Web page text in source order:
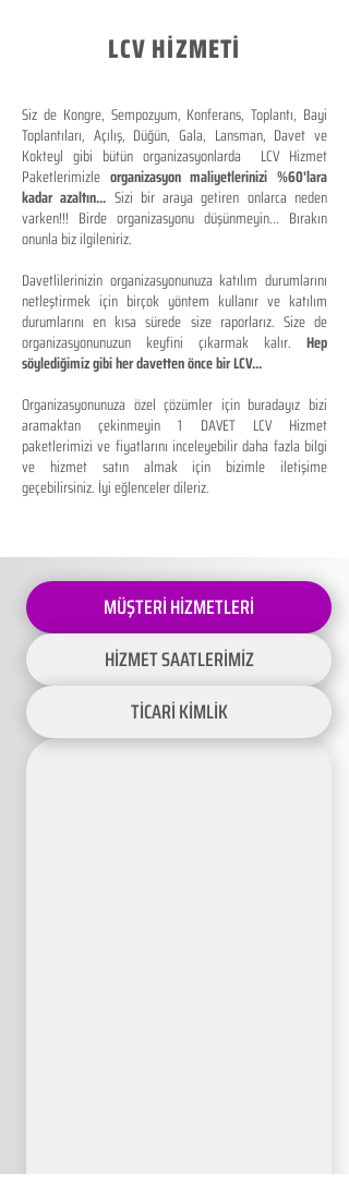
LCV HİZMETİ
Siz de Kongre, Sempozyum, Konferans, Toplantı, Bayi
Toplantıları, Açılış, Düğün, Gala, Lansman, Davet ve
Kokteyl gibi bütün organizasyonlarda LCV Hizmet
Paketlerimizle organizasyon maliyetlerinizi %60'lara
kadar azaltın... Sizi bir araya getiren onlarca neden
varken!!! Birde organizasyonu düşünmeyin... Bırakın
onunla biz ilgileniriz.
Davetlilerinizin organizasyonunuza katılım durumlarını
netleştirmek için birçok yöntem kullanır ve katılım
durumlarını en kısa sürede size raporlarız. Size de
organizasyonunuzun keyfini çıkarmak kalır. Hep
söylediğimiz gibi her davetten önce bir LCV...
Organizasyonunuza özel çözümler için buradayız bizi
aramaktan çekinmeyin 1 DAVET LCV Hizmet
paketlerimizi ve fiyatlarını inceleyebilir daha fazla bilgi
ve hizmet satın almak için bizimle iletişime
geçebilirsiniz. İyi eğlenceler dileriz.
MÜŞTERİ HİZMETLERİ
HİZMET SAATLERİMİZ
TİCARİ KİMLİK